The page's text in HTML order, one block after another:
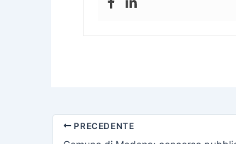
PRECEDENTE